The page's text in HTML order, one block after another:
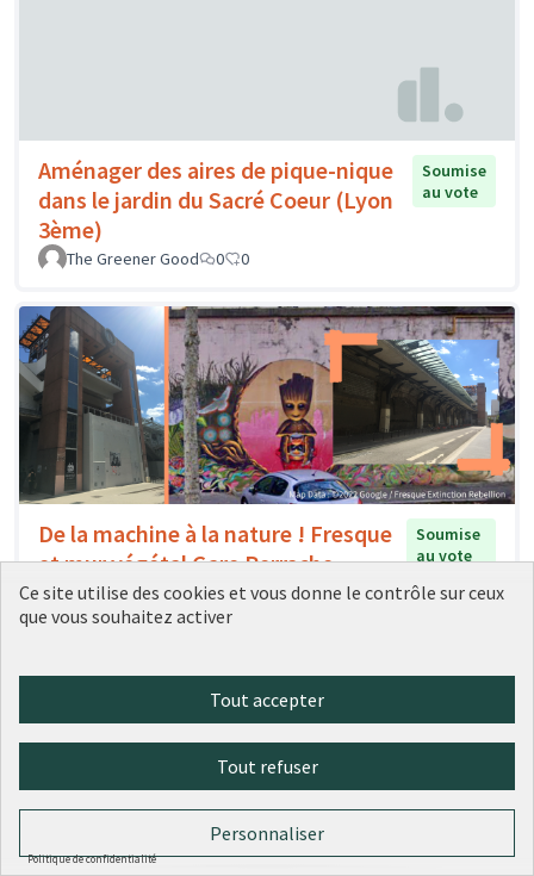
Aménager des aires de pique-nique
dans le jardin du Sacré Coeur (Lyon
3ème)
Soumise
au vote
The Greener Good 0 0
De la machine à la nature ! Fresque
et mur végétal Gare Perrache
Soumise
au vote
Conseil de quartier Confluence Perrache
0 1
Ce site utilise des cookies et vous donne le contrôle sur ceux
que vous souhaitez activer
Tout accepter
Tout refuser
Personnaliser
Politique de confidentialité